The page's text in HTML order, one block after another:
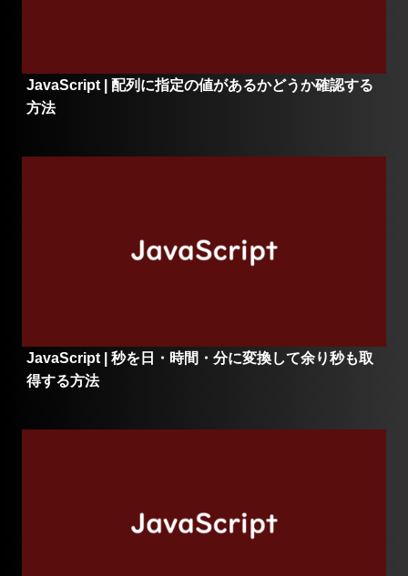
JavaScript | 配列に指定の値があるかどうか確認する
方法
JavaScript | 秒を日・時間・分に変換して余り秒も取
得する方法